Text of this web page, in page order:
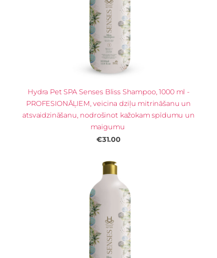
Hydra Pet SPA Senses Bliss Shampoo, 1000 ml -
PROFESIONĀĻIEM, veicina dziļu mitrināšanu un
atsvaidzināšanu, nodrošinot kažokam spīdumu un
maigumu
€31.00